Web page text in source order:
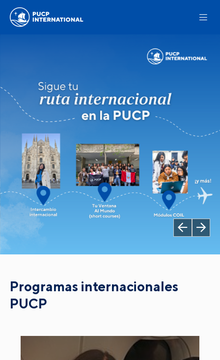
Programas internacionales
PUCP